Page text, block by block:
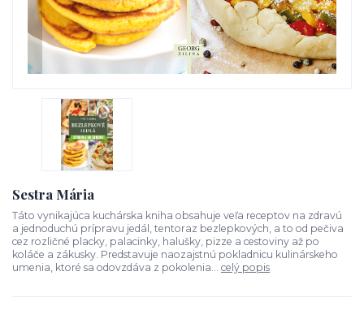
Sestra Mária
Táto vynikajúca kuchárska kniha obsahuje veľa receptov na zdravú
a jednoduchú prípravu jedál, tentoraz bezlepkových, a to od pečiva
cez rozličné placky, palacinky, halušky, pizze a cestoviny až po
koláče a zákusky. Predstavuje naozajstnú pokladnicu kulinárskeho
umenia, ktoré sa odovzdáva z pokolenia... celý popis